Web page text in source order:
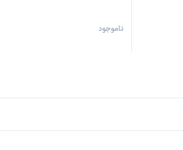
ناموجود